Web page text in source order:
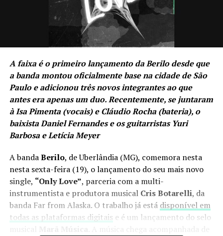
A faixa é o primeiro lançamento da Berilo desde que
a banda montou oficialmente base na cidade de São
Paulo e adicionou três novos integrantes ao que
antes era apenas um duo. Recentemente, se juntaram
à Isa Pimenta (vocais) e Cláudio Rocha (bateria), o
baixista Daniel Fernandes e os guitarristas Yuri
Barbosa e Letícia Meyer
A bandaBerilo, de Uberlândia (MG), comemora nesta
nesta sexta-feira (19), o lançamento do seu mais novo
single, “Only Love”, parceria com a multi-
instrumentista e produtora musical Cris Botarelli, da
banda Far from Alaska. O trabalho já está disponível em
todas as plataformas digitais e é um lançamento do selo